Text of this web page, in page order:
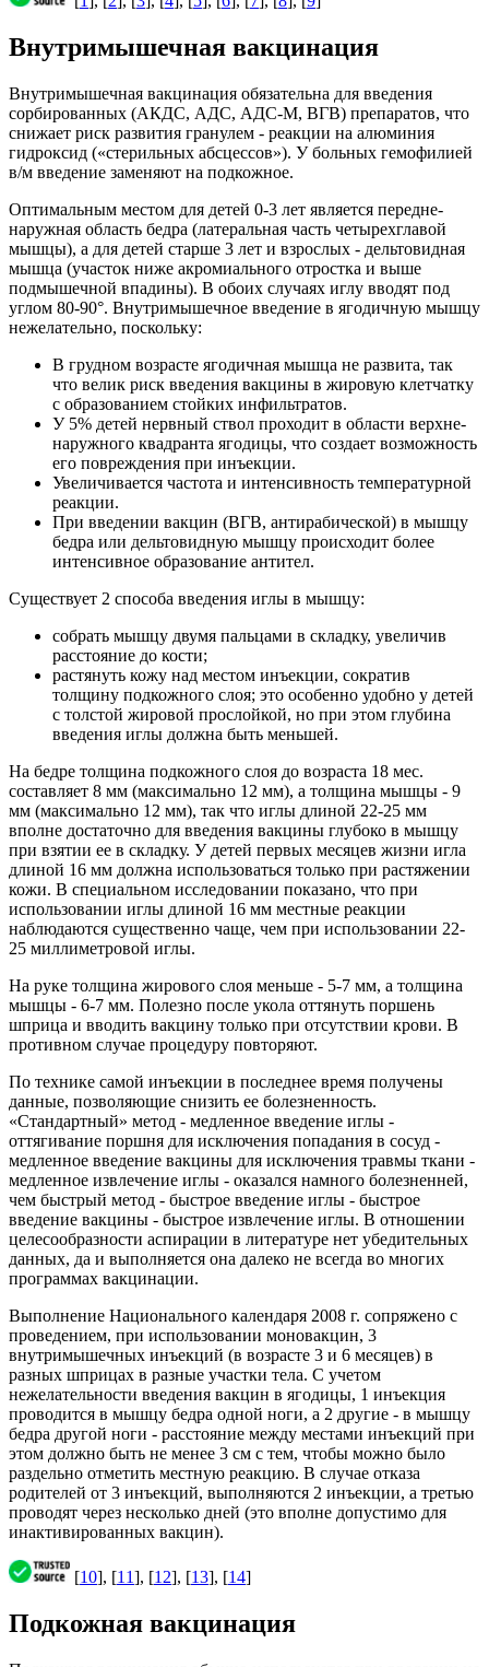
Внутримышечная вакцинация
Внутримышечная вакцинация обязательна для введения
сорбированных (АКДС, АДС, АДС-М, ВГВ) препаратов, что
снижает риск развития гранулем - реакции на алюминия
гидроксид («стерильных абсцессов»). У больных гемофилией
в/м введение заменяют на подкожное.
Оптимальным местом для детей 0-3 лет является передне-
наружная область бедра (латеральная часть четырехглавой
мышцы), а для детей старше 3 лет и взрослых - дельтовидная
мышца (участок ниже акромиального отростка и выше
подмышечной впадины). В обоих случаях иглу вводят под
углом 80-90°. Внутримышечное введение в ягодичную мышцу
нежелательно, поскольку:
В грудном возрасте ягодичная мышца не развита, так
что велик риск введения вакцины в жировую клетчатку
с образованием стойких инфильтратов.
У 5% детей нервный ствол проходит в области верхне-
наружного квадранта ягодицы, что создает возможность
его повреждения при инъекции.
Увеличивается частота и интенсивность температурной
реакции.
При введении вакцин (ВГВ, антирабической) в мышцу
бедра или дельтовидную мышцу происходит более
интенсивное образование антител.
Существует 2 способа введения иглы в мышцу:
собрать мышцу двумя пальцами в складку, увеличив
расстояние до кости;
растянуть кожу над местом инъекции, сократив
толщину подкожного слоя; это особенно удобно у детей
с толстой жировой прослойкой, но при этом глубина
введения иглы должна быть меньшей.
На бедре толщина подкожного слоя до возраста 18 мес.
составляет 8 мм (максимально 12 мм), а толщина мышцы - 9
мм (максимально 12 мм), так что иглы длиной 22-25 мм
вполне достаточно для введения вакцины глубоко в мышцу
при взятии ее в складку. У детей первых месяцев жизни игла
длиной 16 мм должна использоваться только при растяжении
кожи. В специальном исследовании показано, что при
использовании иглы длиной 16 мм местные реакции
наблюдаются существенно чаще, чем при использовании 22-
25 миллиметровой иглы.
На руке толщина жирового слоя меньше - 5-7 мм, а толщина
мышцы - 6-7 мм. Полезно после укола оттянуть поршень
шприца и вводить вакцину только при отсутствии крови. В
противном случае процедуру повторяют.
По технике самой инъекции в последнее время получены
данные, позволяющие снизить ее болезненность.
«Стандартный» метод - медленное введение иглы -
оттягивание поршня для исключения попадания в сосуд -
медленное введение вакцины для исключения травмы ткани -
медленное извлечение иглы - оказался намного болезненней,
чем быстрый метод - быстрое введение иглы - быстрое
введение вакцины - быстрое извлечение иглы. В отношении
целесообразности аспирации в литературе нет убедительных
данных, да и выполняется она далеко не всегда во многих
программах вакцинации.
Выполнение Национального календаря 2008 г. сопряжено с
проведением, при использовании моновакцин, 3
внутримышечных инъекций (в возрасте 3 и 6 месяцев) в
разных шприцах в разные участки тела. С учетом
нежелательности введения вакцин в ягодицы, 1 инъекция
проводится в мышцу бедра одной ноги, а 2 другие - в мышцу
бедра другой ноги - расстояние между местами инъекций при
этом должно быть не менее 3 см с тем, чтобы можно было
раздельно отметить местную реакцию. В случае отказа
родителей от 3 инъекций, выполняются 2 инъекции, а третью
проводят через несколько дней (это вполне допустимо для
инактивированных вакцин).
[10], [11], [12], [13], [14]
Подкожная вакцинация